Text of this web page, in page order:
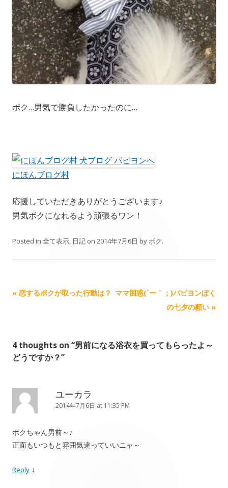
ボク…男気で勝負したかったのに…
にほんブログ村
応援していただきありがとうございます♪
男気ボクになれるよう頑張るワン！
Posted in 全て表示, 日記 on 2014年7月6日 byボク.
Post navigation
« 恋するボクが取った行動は？ ママ困惑(´ー｀；)パピヨンぼく
の七夕の願い »
4 thoughts on “男前になる浴衣を買ってもらったよ～
どうですか？”
ユーカラ
2014年7月6日 at 11:35 PM
ボクちゃん男前～♪
正面もいつもと雰囲気違っていいニャ～
Reply ↓